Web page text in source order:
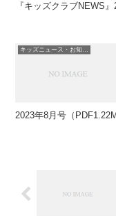
『キッズクラブNEWS
キッズニュース・お知らせ
2023年8月号（